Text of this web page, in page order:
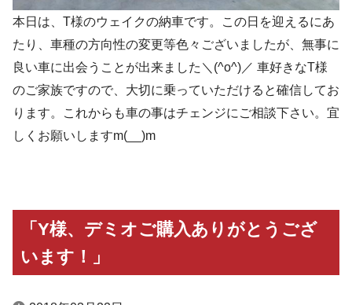
本日は、T様のウェイクの納車です。この日を迎えるにあ
たり、車種の方向性の変更等色々ございましたが、無事に
良い車に出会うことが出来ました＼(^o^)／ 車好きなT様
のご家族ですので、大切に乗っていただけると確信してお
ります。これからも車の事はチェンジにご相談下さい。宜
しくお願いしますm(__)m
「Y様、デミオご購入ありがとうござ
います！」